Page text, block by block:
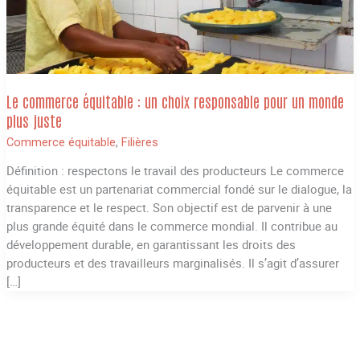
Le commerce équitable : un choix responsable pour un monde
plus juste
Commerce équitable, Filières
Définition : respectons le travail des producteurs Le commerce
équitable est un partenariat commercial fondé sur le dialogue, la
transparence et le respect. Son objectif est de parvenir à une
plus grande équité dans le commerce mondial. Il contribue au
développement durable, en garantissant les droits des
producteurs et des travailleurs marginalisés. Il s’agit d’assurer
[…]